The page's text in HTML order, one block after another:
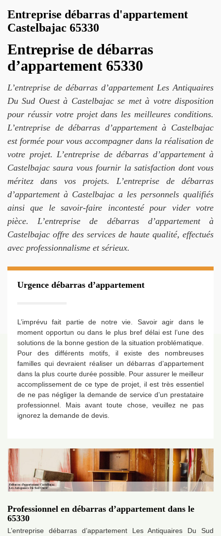
Entreprise débarras d'appartement
Castelbajac 65330
Entreprise de débarras
d’appartement 65330
L’entreprise de débarras d’appartement Les Antiquaires
Du Sud Ouest à Castelbajac se met à votre disposition
pour réussir votre projet dans les meilleures conditions.
L’entreprise de débarras d’appartement à Castelbajac
est formée pour vous accompagner dans la réalisation de
votre projet. L’entreprise de débarras d’appartement à
Castelbajac saura vous fournir la satisfaction dont vous
méritez dans vos projets. L’entreprise de débarras
d’appartement à Castelbajac a les personnels qualifiés
ainsi que le savoir-faire incontesté pour vider votre
pièce. L’entreprise de débarras d’appartement à
Castelbajac offre des services de haute qualité, effectués
avec professionnalisme et sérieux.
Urgence débarras d’appartement
L’imprévu fait partie de notre vie. Savoir agir dans le
moment opportun ou dans le plus bref délai est l’une des
solutions de la bonne gestion de la situation problématique.
Pour des différents motifs, il existe des nombreuses
familles qui devraient réaliser un débarras d’appartement
dans la plus courte durée possible. Pour assurer le meilleur
accomplissement de ce type de projet, il est très essentiel
de ne pas négliger la demande de service d’un prestataire
professionnel. Mais avant toute chose, veuillez ne pas
ignorez la demande de devis.
Professionnel en débarras d’appartement dans le
65330
L’entreprise débarras d’appartement Les Antiquaires Du Sud